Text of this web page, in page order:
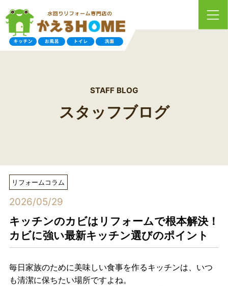
STAFF BLOG
スタッフブログ
リフォームコラム
2026/05/29
キッチンのカビはリフォームで根本解決！
カビに強い最新キッチン選びのポイント
毎日家族のために美味しい食事を作るキッチンは、いつ
も清潔に保ちたい場所ですよね。